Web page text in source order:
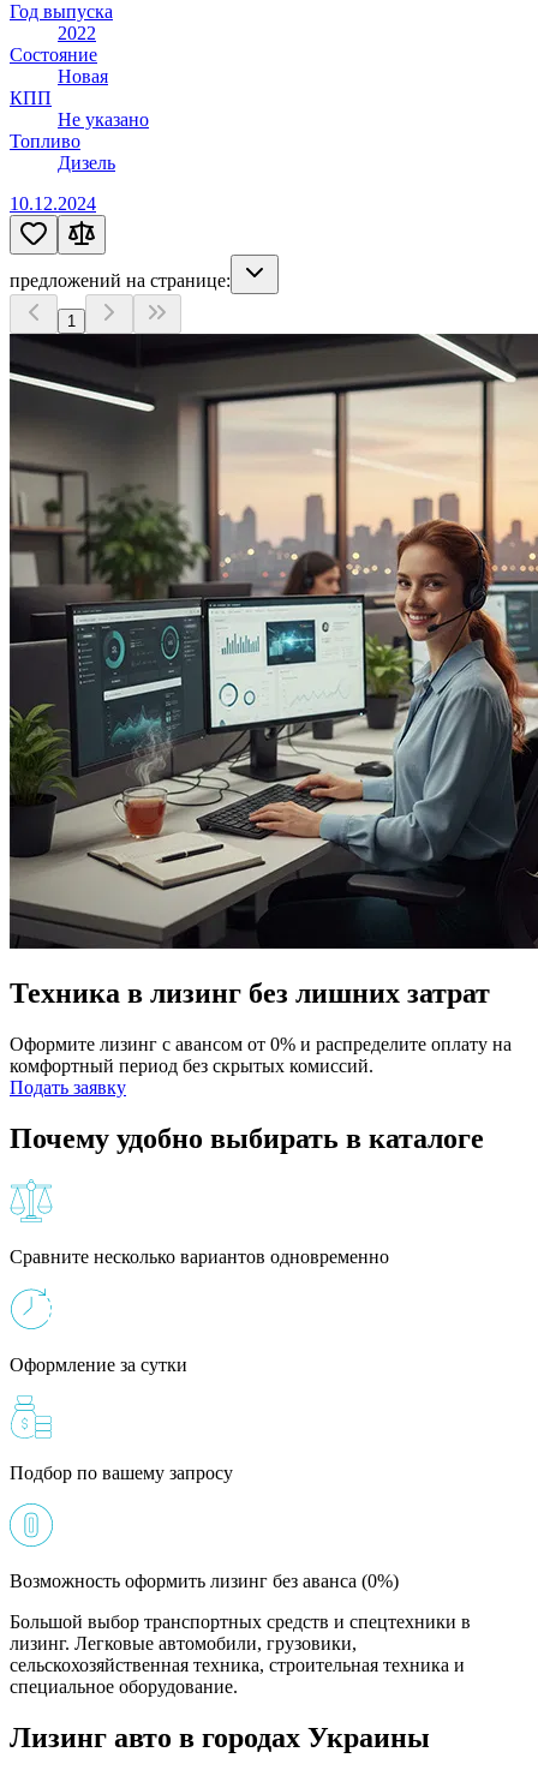
Год выпуска
2022
Состояние
Новая
КПП
Не указано
Топливо
Дизель
10.12.2024
предложений на странице:
1
Техника в лизинг без лишних затрат
Оформите лизинг с авансом от 0% и распределите оплату на
комфортный период без скрытых комиссий.
Подать заявку
Почему удобно выбирать в каталоге
Сравните несколько вариантов одновременно
Оформление за сутки
Подбор по вашему запросу
Возможность оформить лизинг без аванса (0%)
Большой выбор транспортных средств и спецтехники в
лизинг. Легковые автомобили, грузовики,
сельскохозяйственная техника, строительная техника и
специальное оборудование.
Лизинг авто в городах Украины